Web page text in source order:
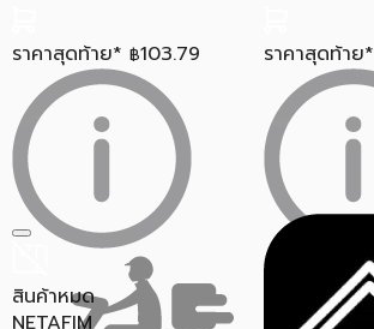
ราคาสุดท้าย* ฿103.79 ราคาสุดท้าย*
สินค้าหมด
NETAFIM